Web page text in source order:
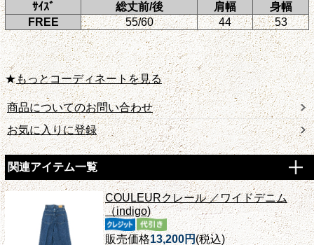
ｻｲｽﾞ
総丈前/後 肩幅
身幅
FREE
55/60 44 53
★もっとコーディネートを見る
商品についてのお問い合わせ
お気に入りに登録
関連アイテム一覧
COULEURクレール ／ワイドデニム
（indigo)
販売価格13,200円(税込)